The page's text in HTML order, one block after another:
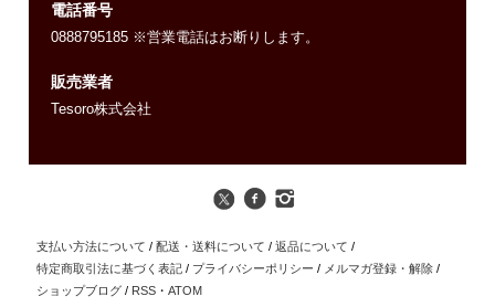
電話番号
0888795185 ※営業電話はお断りします。
販売業者
Tesoro株式会社
支払い方法について / 配送・送料について / 返品について /
特定商取引法に基づく表記 / プライバシーポリシー / メルマガ登録・解除 /
ショップブログ / RSS ・ATOM